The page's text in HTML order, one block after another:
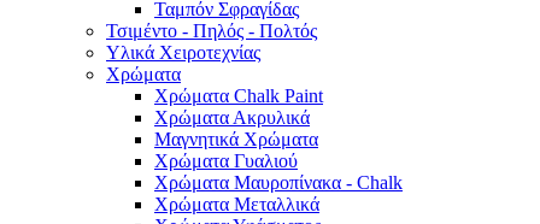
Ταμπόν Σφραγίδας
Τσιμέντο - Πηλός - Πολτός
Υλικά Χειροτεχνίας
Χρώματα
Χρώματα Chalk Paint
Χρώματα Ακρυλικά
Μαγνητικά Χρώματα
Χρώματα Γυαλιού
Χρώματα Μαυροπίνακα - Chalk
Χρώματα Μεταλλικά